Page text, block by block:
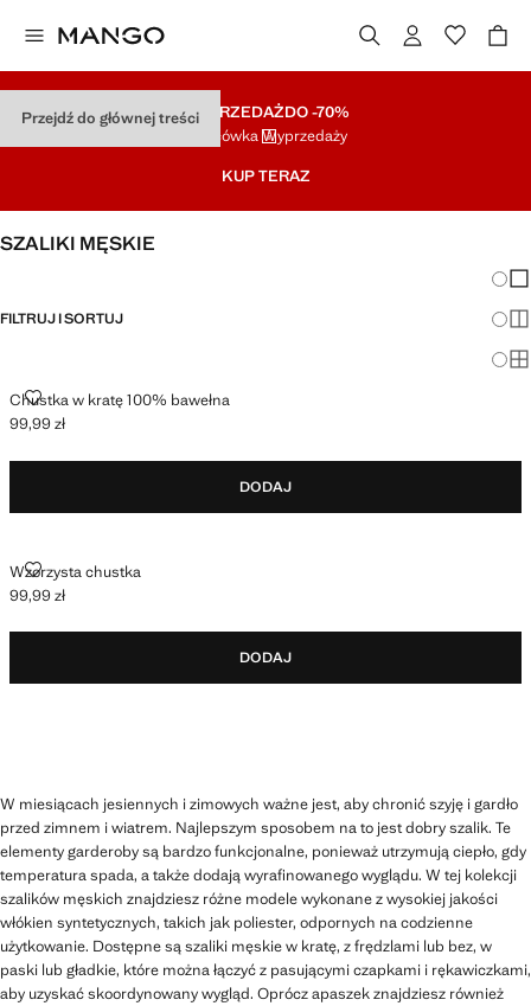
Przejdź do głównej treściWYPRZEDAŻDO -70%
Końcówka Wyprzedaży
KUP TERAZ
SZALIKI MĘSKIE
FILTRUJ I SORTUJ
Chustka w kratę 100% bawełna
CHUSTKA W KRATĘ 100% BAWEŁNA
Aktualna cena [99,99 zł ]
99,99 zł
DODAJ
Wzorzysta chustka
WZORZYSTA CHUSTKA
Aktualna cena [99,99 zł ]
99,99 zł
DODAJ
W miesiącach jesiennych i zimowych ważne jest, aby chronić szyję i gardło
przed zimnem i wiatrem. Najlepszym sposobem na to jest dobry szalik. Te
elementy garderoby są bardzo funkcjonalne, ponieważ utrzymują ciepło, gdy
temperatura spada, a także dodają wyrafinowanego wyglądu. W tej kolekcji
szalików męskich znajdziesz różne modele wykonane z wysokiej jakości
włókien syntetycznych, takich jak poliester, odpornych na codzienne
użytkowanie. Dostępne są szaliki męskie w kratę, z frędzlami lub bez, w
paski lub gładkie, które można łączyć z pasującymi czapkami i rękawiczkami,
aby uzyskać skoordynowany wygląd. Oprócz apaszek znajdziesz również